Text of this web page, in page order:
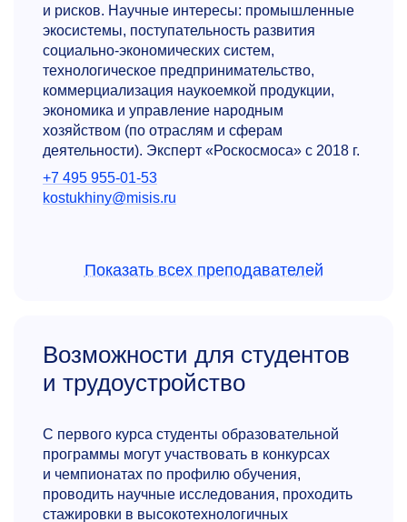
и рисков. Научные интересы: промышленные
экосистемы, поступательность развития
социально-экономических систем,
технологическое предпринимательство,
коммерциализация наукоемкой продукции,
экономика и управление народным
хозяйством (по отраслям и сферам
деятельности). Эксперт «Роскосмоса» с 2018 г.
+7 495 955-01-53
kostukhiny@misis.ru
Олег Викторович Кондраков
промышленного менеджмента
Специалист по обеспечению устойчивости
экономических систем. Научные интересы:
природно-промышленные экосистемы,
Показать всех преподавателей
Возможности для студентов
и трудоустройство
С первого курса студенты образовательной
программы могут участвовать в конкурсах
и чемпионатах по профилю обучения,
проводить научные исследования, проходить
стажировки в высокотехнологичных